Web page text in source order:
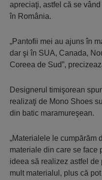
apreciaţi, astfel că se
în România.
„Pantofii mei au ajuns în
dar şi în SUA, Canada,
Coreea de Sud”,
Designerul timişorean
realizaţi de Mono Shoes
din batic maramureşean.
„Materialele le cumpărăm
materiale din care se face
ideea să realizez astfel
mult materialul, plus că